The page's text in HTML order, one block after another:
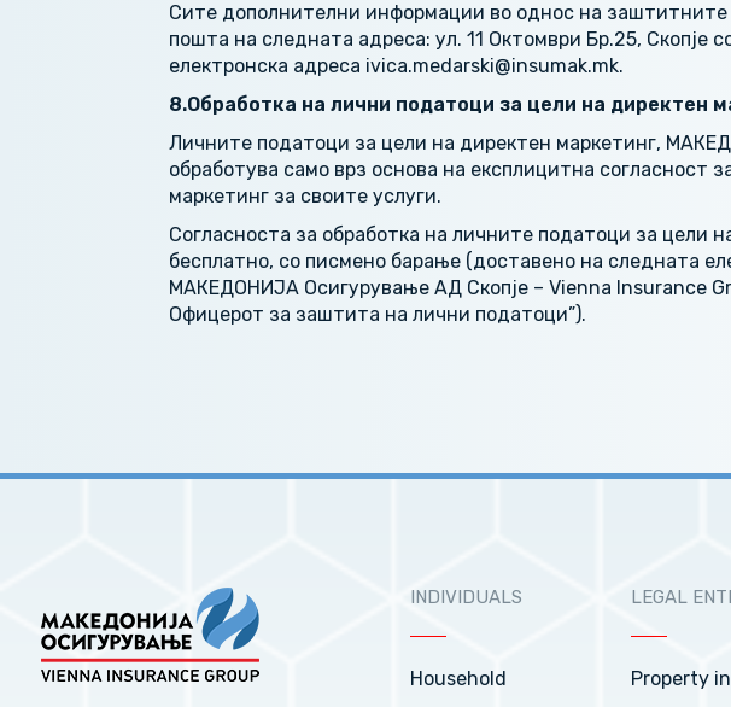
Сите дополнителни информации во однос на
пошта на следната адреса: ул. 11 Октомври Бр.25,
електронска адреса ivica.medarski@insumak.mk.
8.Обработка на лични податоци за цели на директен
Личните податоци за цели на директен маркетинг,
обработува само врз основа на експлицитна согласност
маркетинг за своите услуги.
Согласноста за обработка на личните податоци за цели
бесплатно, со писмено барање (доставено на следната
МАКЕДОНИЈА Осигурување АД Скопје – Vienna Insurance
Офицерот за заштита на лични податоци”).
INDIVIDUALS
Household
LEGAL
Property